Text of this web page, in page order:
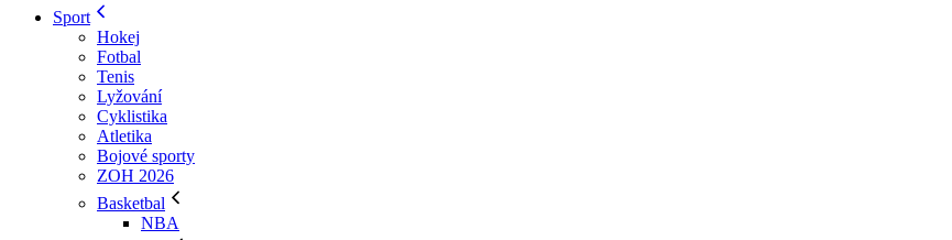
Sport
Hokej
Fotbal
Tenis
Lyžování
Cyklistika
Atletika
Bojové sporty
ZOH 2026
Basketbal
NBA